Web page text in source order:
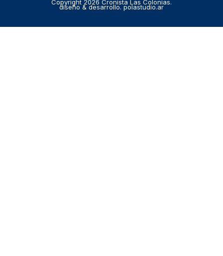
Copyright 2026 Cronista Las Colonias.
diseño & desarrollo. polastudio.ar